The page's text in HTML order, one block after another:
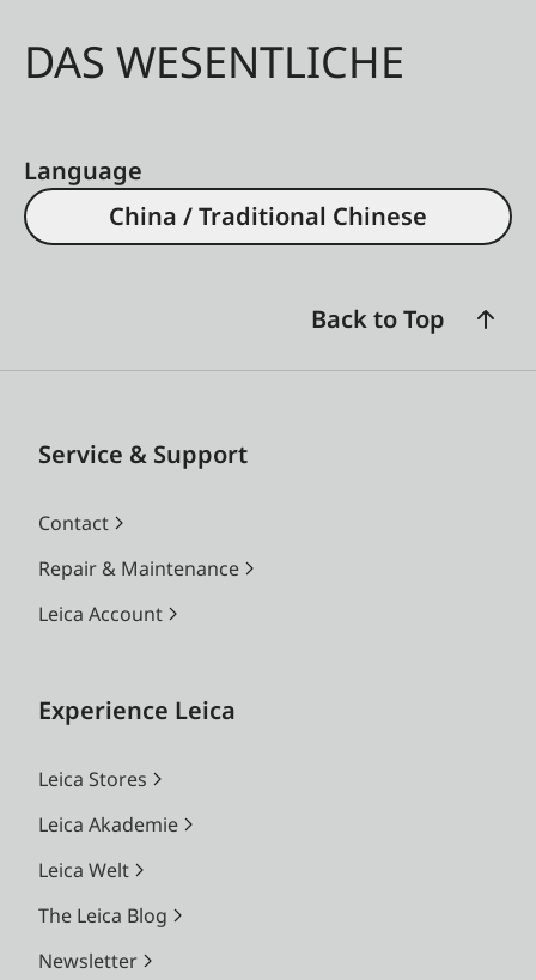
DAS WESENTLICHE
Language
China / Traditional Chinese
Back to Top
Service & Support
Contact
Repair & Maintenance
Leica Account
Experience Leica
Leica Stores
Leica Akademie
Leica Welt
The Leica Blog
Newsletter